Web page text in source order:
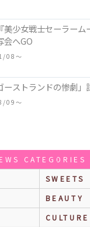
美少女戦士セーラー
会へGO
08〜
ーストランドの惨劇」
09〜
CATEGORIES
SWEETS
BEAUTY
CULTURE